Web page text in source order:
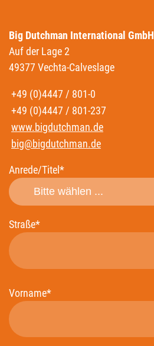
Big Dutchman International GmbH
Auf der Lage 2
49377 Vechta-Calveslage
+49 (0)4447 / 801-0
+49 (0)4447 / 801-237
www.bigdutchman.de
big@bigdutchman.de
Anrede/Titel*
Straße*
Vorname*